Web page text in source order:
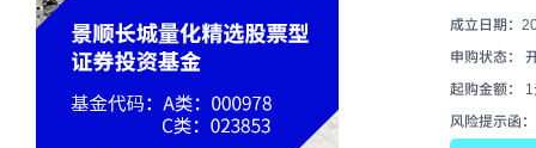
成立日期：
申购状态：
起购金额：
风险提示函：